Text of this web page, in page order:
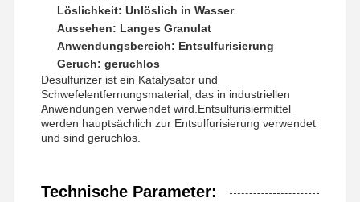
Startseite Produkte Videos Über Uns
Löslichkeit: Unlöslich in Wasser
Aussehen: Langes Granulat
Anwendungsbereich: Entsulfurisierung
Geruch: geruchlos
Desulfurizer ist ein Katalysator und
Schwefelentfernungsmaterial, das in industriellen
Anwendungen verwendet wird.Entsulfurisiermittel
werden hauptsächlich zur Entsulfurisierung verwendet
und sind geruchlos.
Technische Parameter: